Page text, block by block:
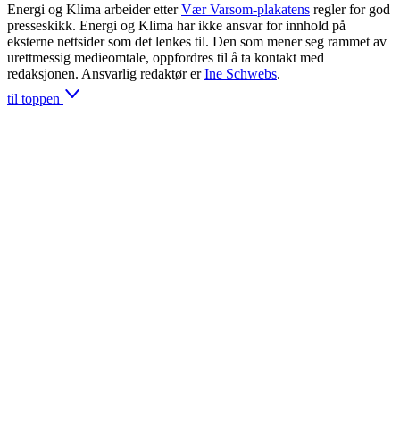
Energi og Klima arbeider etter Vær Varsom-plakatens regler for god
presseskikk. Energi og Klima har ikke ansvar for innhold på
eksterne nettsider som det lenkes til. Den som mener seg rammet av
urettmessig medieomtale, oppfordres til å ta kontakt med
redaksjonen. Ansvarlig redaktør er Ine Schwebs.
til toppen